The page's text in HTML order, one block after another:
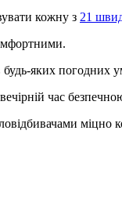
кожну з 21
будь-яких погодних
час
міцно